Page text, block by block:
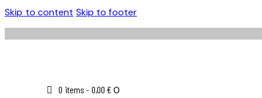
Skip to content Skip to footer
0 items - 0,00 € 0